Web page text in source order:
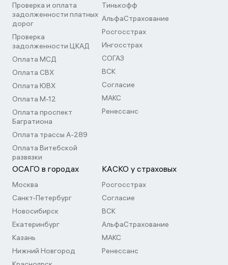
Проверка и оплата
задолженности платных
дорог
Проверка
задолженности ЦКАД
Оплата МСД
Оплата СВХ
Оплата ЮВХ
Оплата М-12
Оплата проспект
Багратиона
Оплата трассы А-289
Оплата Витебской
развязки
Тинькофф
АльфаСтрахование
Росгосстрах
Ингосстрах
СОГАЗ
ВСК
Согласие
МАКС
Ренессанс
ОСАГО в городах
Москва
Санкт-Петербург
Новосибирск
Екатеринбург
Казань
Нижний Новгород
КАСКО у страховых
Росгосстрах
Согласие
ВСК
АльфаСтрахование
МАКС
Ренессанс